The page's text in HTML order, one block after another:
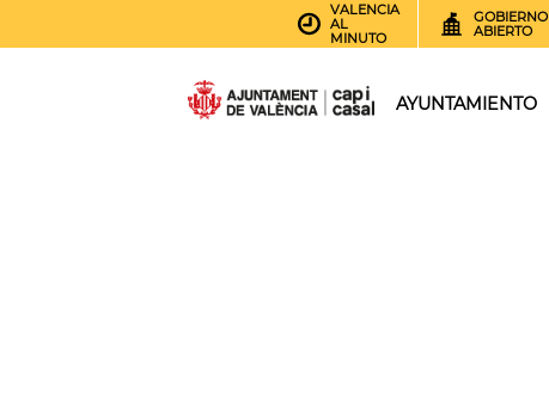
VALENCIA
AL
MINUTO
GOBIERNO
ABIERTO
AYUNTAMIENTO